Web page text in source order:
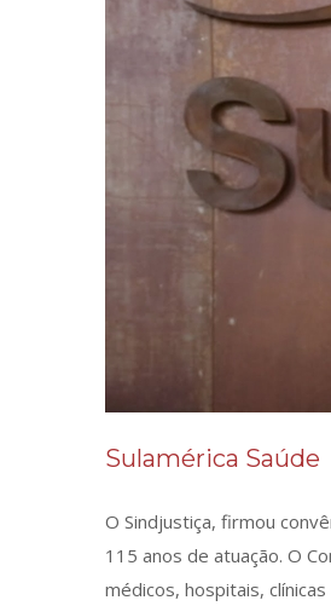
Sulamérica Saúde
O Sindjustiça, firmou
115 anos de atuação. O
médicos, hospitais,